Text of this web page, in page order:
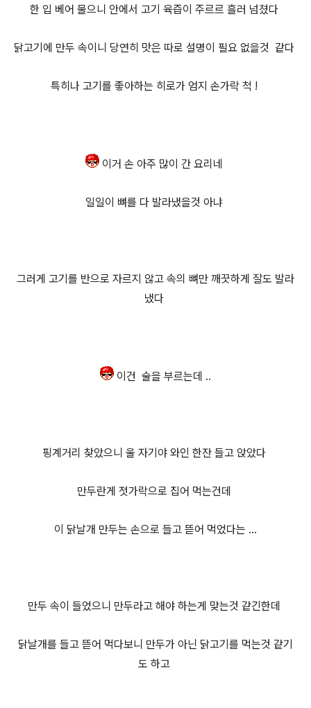
한 입 베어 물으니 안에서 고기 육즙이 주르르 흘러 넘쳤다
닭고기에 만두 속이니 당연히 맛은 따로 설명이 필요 없을것 같다
특히나 고기를 좋아하는 히로가 엄지 손가락 척 !
이거 손 아주 많이 간 요리네
일일이 뼈를 다 발라냈을것 아냐
그러게 고기를 반으로 자르지 않고 속의 뼈만 깨끗하게 잘도 발라
냈다
이건 술을 부르는데 ..
핑계거리 찾았으니 울 자기야 와인 한잔 들고 앉았다
만두란게 젓가락으로 집어 먹는건데
이 닭날개 만두는 손으로 들고 뜯어 먹었다는 ...
만두 속이 들었으니 만두라고 해야 하는게 맞는것 같긴한데
닭날개를 들고 뜯어 먹다보니 만두가 아닌 닭고기를 먹는것 같기
도 하고